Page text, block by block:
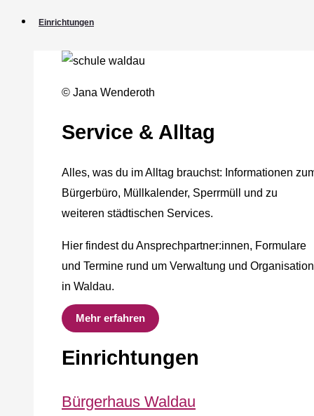
Einrichtungen
© Jana Wenderoth
Service & Alltag
Alles, was du im Alltag brauchst: Informationen
Bürgerbüro, Müllkalender, Sperrmüll und zu
weiteren städtischen Services.
Hier findest du Ansprechpartner:innen, Formulare
und Termine rund um Verwaltung und Organisation
in Waldau.
Mehr erfahren
Einrichtungen
Bürgerhaus Waldau